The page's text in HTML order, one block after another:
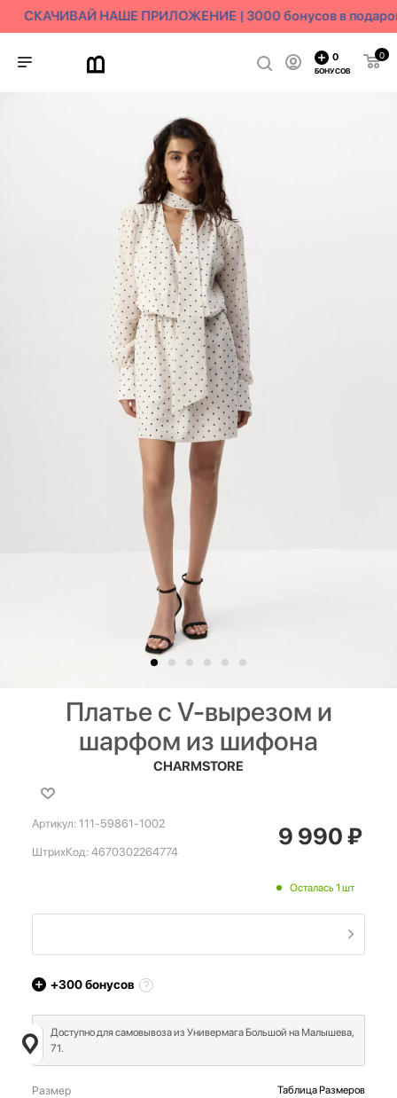
СКАЧИВАЙ НАШЕ ПРИЛОЖЕНИЕ | 3000 бонусов в подарок
0
0
БОНУСОВ
Платье с V-вырезом и
шарфом из шифона
CHARMSTORE
Артикул: 111-59861-1002
ШтрихКод: 4670302264774
9 990₽
Осталась 1 шт
+300бонусов
Доступно для самовывоза из Универмага Большой на Малышева,
71.
Размер
Таблица Размеров